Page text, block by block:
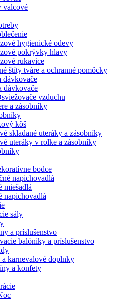
valcové
hygienické odevy
pokrývky hlavy
rukavice
štíty tváre a ochranné pomôcky
dávkovače
dávkovače
vzduchu
a zásobníky
kôš
skladané uteráky a zásobníky
uteráky v rolke a zásobníky
bodce
napichovadlá
miešadlá
napichovadlá
sály
a príslušenstvo
balóniky a príslušenstvo
a karnevalové doplnky
a konfety